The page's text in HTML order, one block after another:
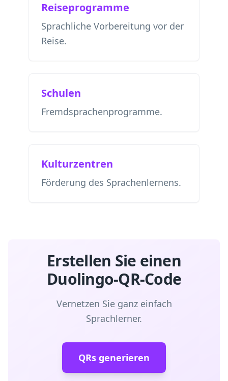
Reiseprogramme
Sprachliche Vorbereitung vor der
Reise.
Schulen
Fremdsprachenprogramme.
Kulturzentren
Förderung des Sprachenlernens.
Erstellen Sie einen
Duolingo-QR-Code
Vernetzen Sie ganz einfach
Sprachlerner.
QRs generieren